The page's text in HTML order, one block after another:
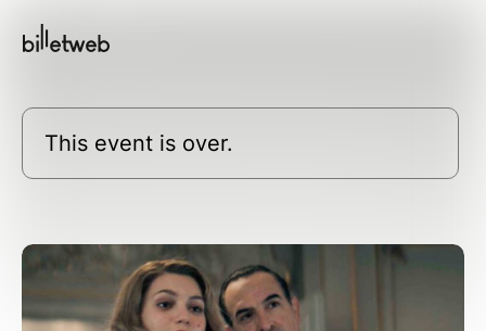
This event is over.